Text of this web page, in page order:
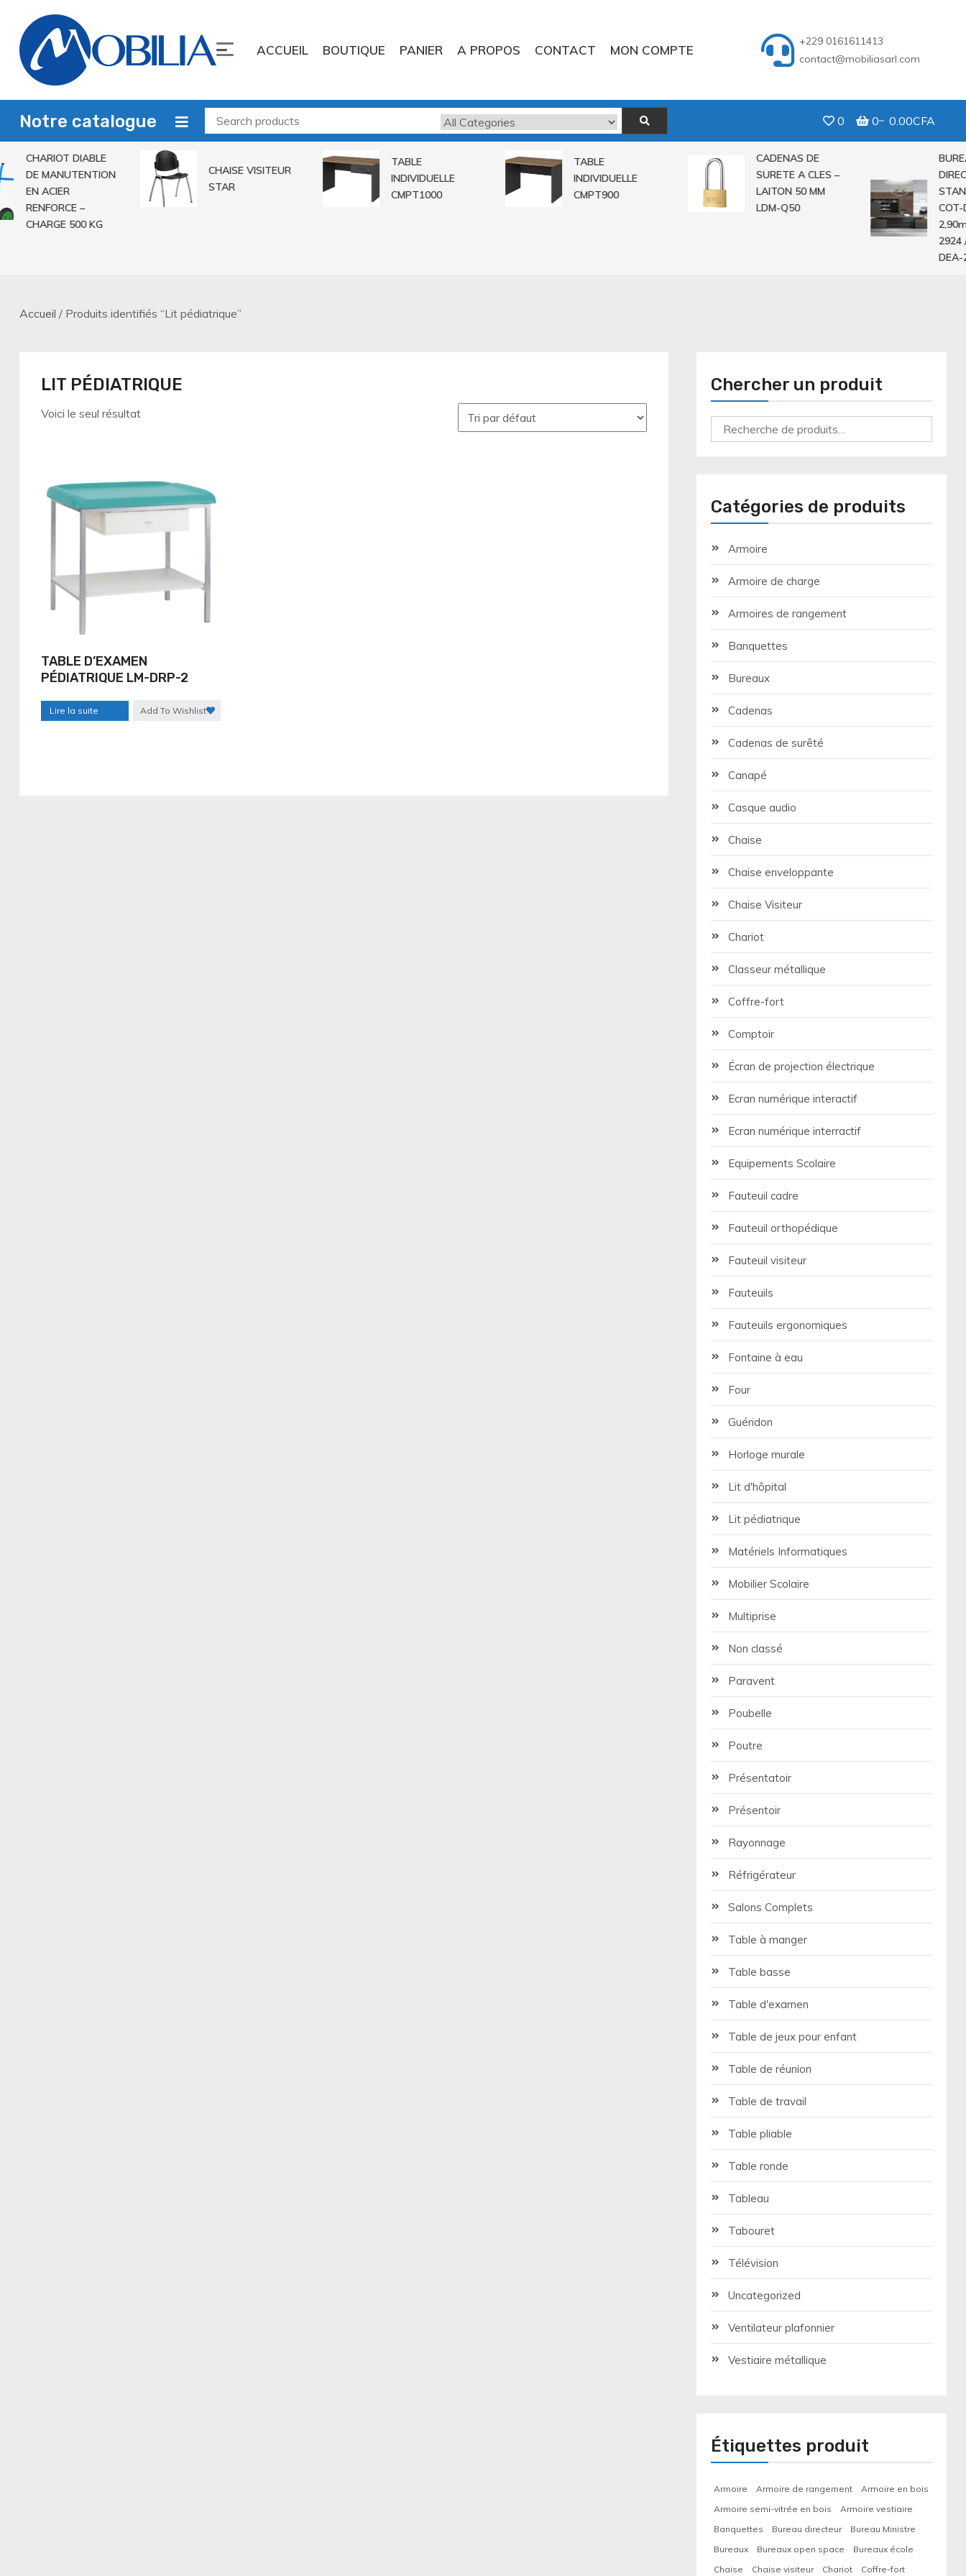
content
Mobilia Sarl
ACCUEIL BOUTIQUE PANIER A PROPOS CONTACT MON COMPTE
+229 0161611413
contact@mobiliasarl.com
Notre catalogue 0 0 0.00CFA
CHARIOT DIABLE
DE MANUTENTION
EN ACIER
RENFORCE –
CHARGE 500 KG
CHAISE VISITEUR
STAR
TABLE
INDIVIDUELLE
CMPT1000
TABLE
INDIVIDUELLE
CMPT900
CADENAS DE
SURETE A CLES –
LAITON 50 MM
LDM-Q50
BUREAU
COT-
2,90m
2924 /
DEA-
Accueil / Produits identifiés “Lit pédiatrique”
LIT PÉDIATRIQUE
Voici le seul résultat
TABLE D’EXAMEN
PÉDIATRIQUE LM-DRP-2
Lire la suite Add To Wishlist
Chercher un produit
Recherche
pour :
Catégories de produits
Armoire
Armoire de charge
Armoires de rangement
Banquettes
Bureaux
Cadenas
Cadenas de surêté
Canapé
Casque audio
Chaise
Chaise enveloppante
Chaise Visiteur
Chariot
Classeur métallique
Coffre-fort
Comptoir
Écran de projection électrique
Ecran numérique interactif
Ecran numérique interractif
Equipements Scolaire
Fauteuil cadre
Fauteuil orthopédique
Fauteuil visiteur
Fauteuils
Fauteuils ergonomiques
Fontaine à eau
Four
Guéridon
Horloge murale
Lit d'hôpital
Lit pédiatrique
Matériels Informatiques
Mobilier Scolaire
Multiprise
Non classé
Paravent
Poubelle
Poutre
Présentatoir
Présentoir
Rayonnage
Réfrigérateur
Salons Complets
Table à manger
Table basse
Table d'examen
Table de jeux pour enfant
Table de réunion
Table de travail
Table pliable
Table ronde
Tableau
Tabouret
Télévision
Uncategorized
Ventilateur plafonnier
Vestiaire métallique
Étiquettes produit
Armoire Armoire de rangement
Armoire en bois
Armoire semi-vitrée en bois
Armoire vestiaire
Banquettes
Bureau directeur
Bureau Ministre
Bureaux
Bureaux open space
Bureaux école
Chaise
Chaise visiteur Chariot Coffre-fort